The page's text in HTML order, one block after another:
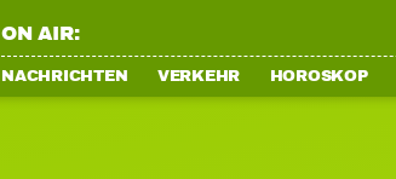
ON AIR:
NACHRICHTEN VERKEHR HOROSKOP